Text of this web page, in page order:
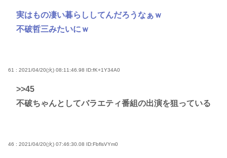
実はもの凄い暮らししてんだろうなぁｗ
不破哲三みたいにｗ
61 : 2021/04/20(火) 08:11:46.98 ID:fK+1Y34A0
>>45
不破ちゃんとしてバラエティ番組の出演を狙っている
46 : 2021/04/20(火) 07:46:30.08 ID:FbflsVYm0